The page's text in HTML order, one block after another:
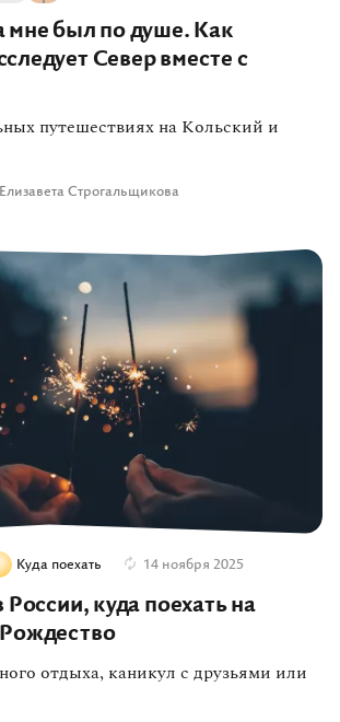
мне был по душе. Как
Север вместе с
путешествиях на Кольский и
Елизавета Строгальщикова
Куда поехать 14 ноября 2025
России, куда поехать на
отдыха, каникул с друзьями или